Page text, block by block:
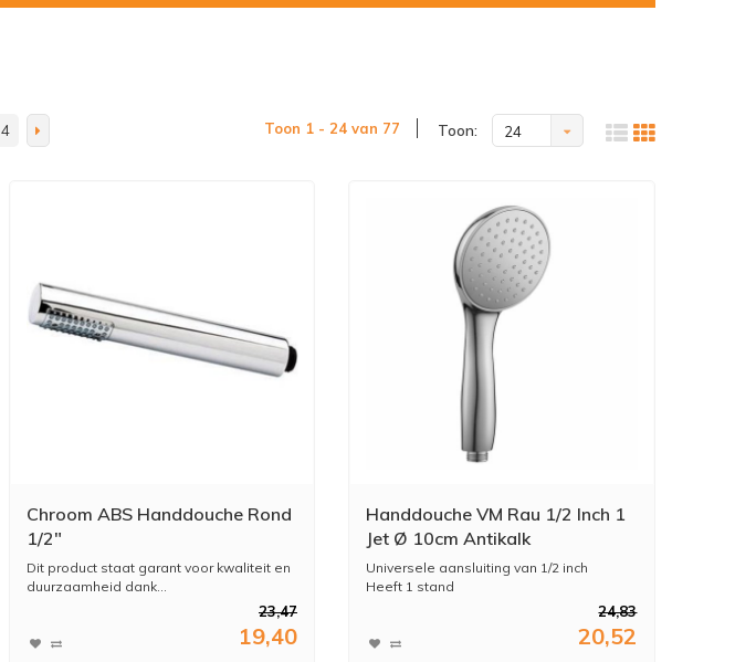
4 Toon 1 - 24 van 77 Toon: 24
Chroom ABS Handdouche Rond
1/2"
Dit product staat garant voor kwaliteit en
duurzaamheid dank...
23,47
19,40
Handdouche VM Rau 1/2 Inch 1
Jet Ø 10cm Antikalk
Waterbesparend
Universele aansluiting van 1/2 inch
Heeft 1 stand
24,83
20,52